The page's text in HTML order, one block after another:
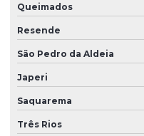
Peças de silicone sob
Peças técnicas
Peças técnicas de borracha
Queimados
Resende
São Pedro da Aldeia
Japeri
Saquarema
Três Rios